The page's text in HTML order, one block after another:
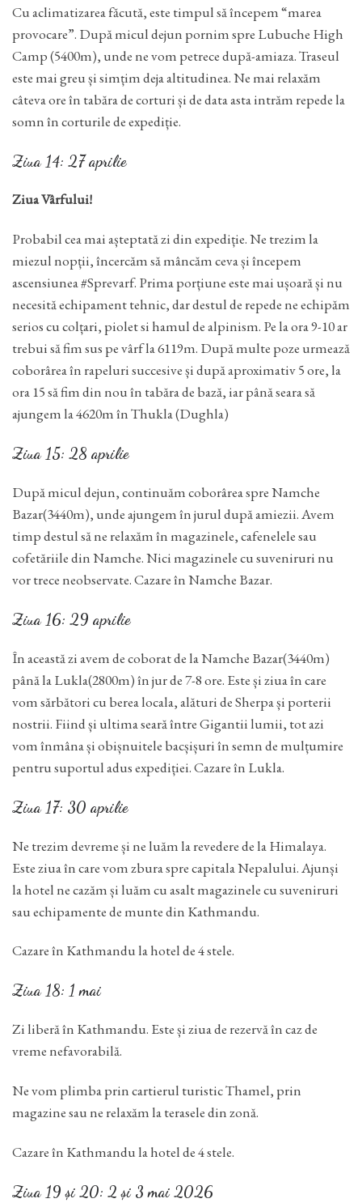
Cu aclimatizarea făcută, este timpul să începem “marea
provocare”. După micul dejun pornim spre Lubuche High
Camp (5400m), unde ne vom petrece după-amiaza. Traseul
este mai greu și simțim deja altitudinea. Ne mai relaxăm
câteva ore în tabăra de corturi și de data asta intrăm repede la
somn în corturile de expediție.
Ziua 14: 27 aprilie
Ziua Vârfului!
Probabil cea mai așteptată zi din expediție. Ne trezim la
miezul nopții, încercăm să mâncăm ceva și începem
ascensiunea #Sprevarf. Prima porțiune este mai ușoară și nu
necesită echipament tehnic, dar destul de repede ne echipăm
serios cu colțari, piolet si hamul de alpinism. Pe la ora 9-10 ar
trebui să fim sus pe vârf la 6119m. După multe poze urmează
coborârea în rapeluri succesive și după aproximativ 5 ore, la
ora 15 să fim din nou în tabăra de bază, iar până seara să
ajungem la 4620m în Thukla (Dughla)
Ziua 15: 28 aprilie
După micul dejun, continuăm coborârea spre Namche
Bazar(3440m), unde ajungem în jurul după amiezii. Avem
timp destul să ne relaxăm în magazinele, cafenelele sau
cofetăriile din Namche. Nici magazinele cu suveniruri nu
vor trece neobservate. Cazare în Namche Bazar.
Ziua 16: 29 aprilie
În această zi avem de coborat de la Namche Bazar(3440m)
până la Lukla(2800m) în jur de 7-8 ore. Este și ziua în care
vom sărbători cu berea locala, alături de Sherpa și porterii
nostrii. Fiind și ultima seară între Gigantii lumii, tot azi
vom înmâna și obișnuitele bacșișuri în semn de mulțumire
pentru suportul adus expediției. Cazare în Lukla.
Ziua 17: 30 aprilie
Ne trezim devreme și ne luăm la revedere de la Himalaya.
Este ziua în care vom zbura spre capitala Nepalului. Ajunși
la hotel ne cazăm și luăm cu asalt magazinele cu suveniruri
sau echipamente de munte din Kathmandu.
Cazare în Kathmandu la hotel de 4 stele.
Ziua 18: 1 mai
Zi liberă în Kathmandu. Este și ziua de rezervă în caz de
vreme nefavorabilă.
Ne vom plimba prin cartierul turistic Thamel, prin
magazine sau ne relaxăm la terasele din zonă.
Cazare în Kathmandu la hotel de 4 stele.
Ziua 19 și 20: 2 și 3 mai 2026